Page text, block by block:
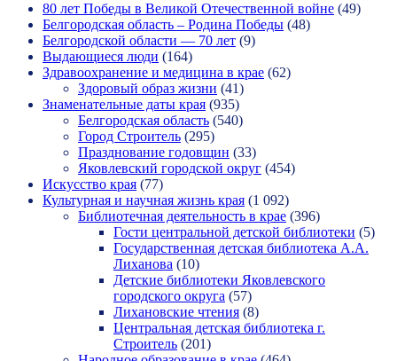
80 лет Победы в Великой Отечественной войне (49)
Белгородская область – Родина Победы (48)
Белгородской области — 70 лет (9)
Выдающиеся люди (164)
Здравоохранение и медицина в крае (62)
Здоровый образ жизни (41)
Знаменательные даты края (935)
Белгородская область (540)
Город Строитель (295)
Празднование годовщин (33)
Яковлевский городской округ (454)
Искусство края (77)
Культурная и научная жизнь края (1 092)
Библиотечная деятельность в крае (396)
Гости центральной детской библиотеки (5)
Государственная детская библиотека А.А.
Лиханова (10)
Детские библиотеки Яковлевского
городского округа (57)
Лихановские чтения (8)
Центральная детская библиотека г.
Строитель (201)